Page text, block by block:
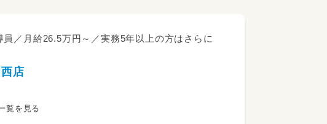
／月給26.5万円～／実務5年以上の方はさらに
店
覧を見る